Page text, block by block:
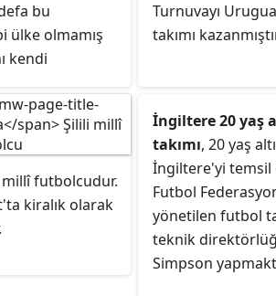
bu
ülke olmamış
kendi
Turnuvayı
takımı
millî futbolcudur.
kiralık olarak
İngiltere 20 yaş
takımı, 20 yaş
İngiltere'yi temsil
Futbol
yönetilen futbol
teknik
Simpson